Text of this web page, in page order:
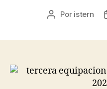
Autor
Por istern